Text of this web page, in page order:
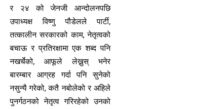
र २४ को जेनजी आन्दोलनपछि
उपाध्यक्ष विष्णु पौडेलले पार्टी,
तत्कालीन सरकारको काम, नेतृत्वको
बचाऊ र प्रतिरक्षामा एक शब्द पनि
नखर्चेको, आफूले लेख्नुस् भनेर
बारम्बार आग्रह गर्दा पनि सुनेको
नसुन्यै गरेको, कतै नबोलेको र अहिले
पुनर्गठनको नेतृत्व गरिरहेको उनको